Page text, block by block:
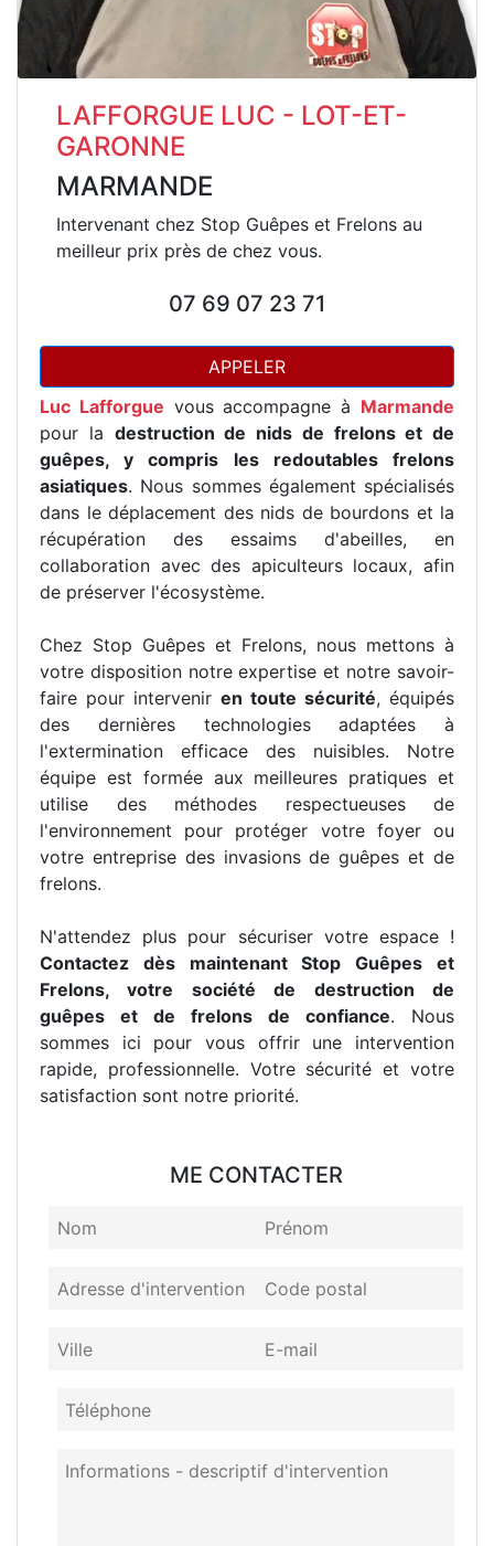
LAFFORGUE LUC - LOT-ET-
GARONNE
MARMANDE
Intervenant chez Stop Guêpes et Frelons au
meilleur prix près de chez vous.
07 69 07 23 71
APPELER
Luc Lafforgue vous accompagne à Marmande
pour la destruction de nids de frelons et de
guêpes, y compris les redoutables frelons
asiatiques. Nous sommes également spécialisés
dans le déplacement des nids de bourdons et la
récupération des essaims d'abeilles, en
collaboration avec des apiculteurs locaux, afin
de préserver l'écosystème.
Chez Stop Guêpes et Frelons, nous mettons à
votre disposition notre expertise et notre savoir-
faire pour intervenir en toute sécurité, équipés
des dernières technologies adaptées à
l'extermination efficace des nuisibles. Notre
équipe est formée aux meilleures pratiques et
utilise des méthodes respectueuses de
l'environnement pour protéger votre foyer ou
votre entreprise des invasions de guêpes et de
frelons.
N'attendez plus pour sécuriser votre espace !
Contactez dès maintenant Stop Guêpes et
Frelons, votre société de destruction de
guêpes et de frelons de confiance. Nous
sommes ici pour vous offrir une intervention
rapide, professionnelle. Votre sécurité et votre
satisfaction sont notre priorité.
ME CONTACTER